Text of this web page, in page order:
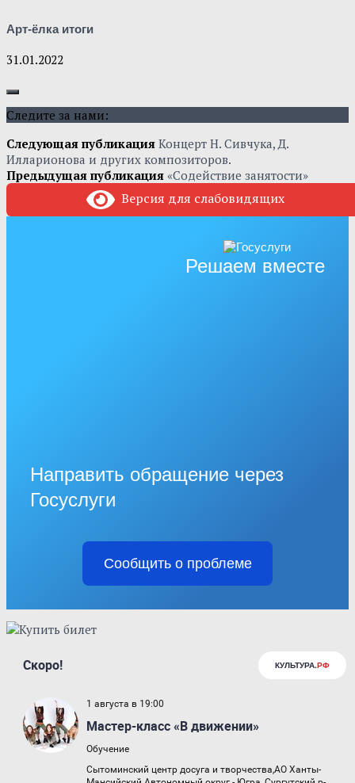
Арт-ёлка итоги
31.01.2022
Следите за нами:
Следующая публикация Концерт Н. Сивчука, Д.
Илларионова и других композиторов.
Предыдущая публикация «Содействие занятости»
Версия для слабовидящих
Решаем вместе
Направить обращение через
Госуслуги
Сообщить о проблеме